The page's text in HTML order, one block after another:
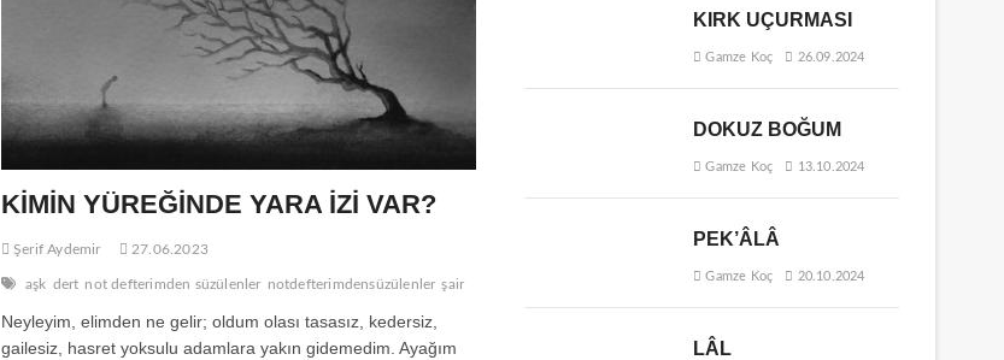
KİMİN YÜREĞİNDE YARA İZİ VAR?
Şerif Aydemir 27.06.2023
aşk dert not defterimden süzülenler notdefterimdensüzülenler şair
Neyleyim, elimden ne gelir; oldum olası tasasız, kedersiz,
gailesiz, hasret yoksulu adamlara yakın gidemedim. Ayağım
KIRK UÇURMASI
Gamze Koç 26.09.2024
DOKUZ BOĞUM
Gamze Koç 13.10.2024
PEK’ÂLÂ
Gamze Koç 20.10.2024
LÂL